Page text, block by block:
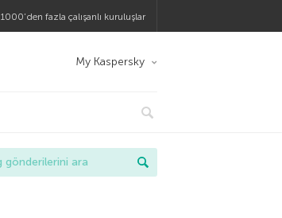
1000’den fazla çalışanlı kuruluşlar
My Kaspersky